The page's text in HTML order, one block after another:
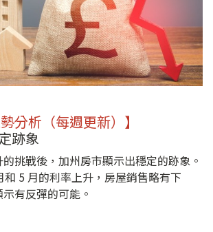
分析（每週更新）】
跡象
挑戰後，加州房市顯示出穩定的跡象。
和 5 月的利率上升，房屋銷售略有下
有反彈的可能。